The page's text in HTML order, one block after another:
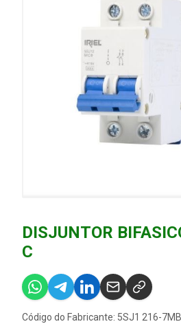
DISJUNTOR
C
Código do Fabricante: 5SJ1 216-7MB